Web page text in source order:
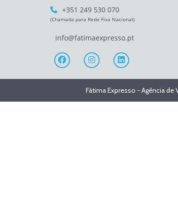
+351 249 530 070
(Chamada para Rede Fixa Nacional)
info@fatimaexpresso.pt
Fátima Expresso - Agência de